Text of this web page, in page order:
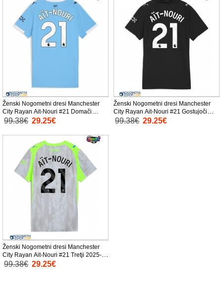
Ženski Nogometni dresi Manchester
City Rayan Ait-Nouri #21 Domači
2025-26 Kratek Rokav
99.38€ 29.25€
Ženski Nogometni dresi Manchester
City Rayan Ait-Nouri #21 Gostujoči
2025-26 Kratek Rokav
99.38€ 29.25€
Ženski Nogometni dresi Manchester
City Rayan Ait-Nouri #21 Tretji 2025-26
Kratek Rokav
99.38€ 29.25€